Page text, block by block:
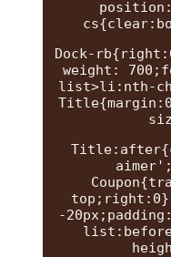
Dock-
weight:
list>li:nth-
-